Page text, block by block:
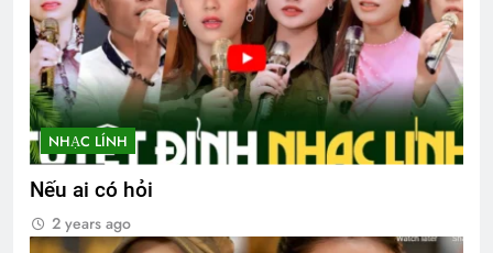
NHẠC LÍNH
Nếu ai có hỏi
2 years ago